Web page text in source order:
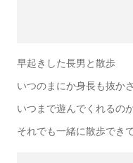
早起きした長男と散歩
いつのまにか身長も抜か
いつまで遊んでくれるの
それでも一緒に散歩でき